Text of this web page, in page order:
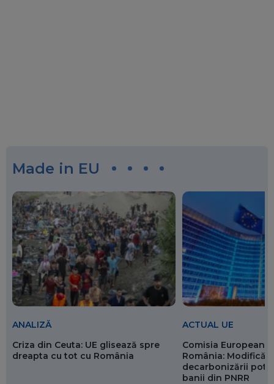
Made in EU
ANALIZĂ
Criza din Ceuta: UE glisează spre
dreapta cu tot cu România
ACTUAL UE
Comisia Europeană
România:
decarbonizării pot
banii din PNRR